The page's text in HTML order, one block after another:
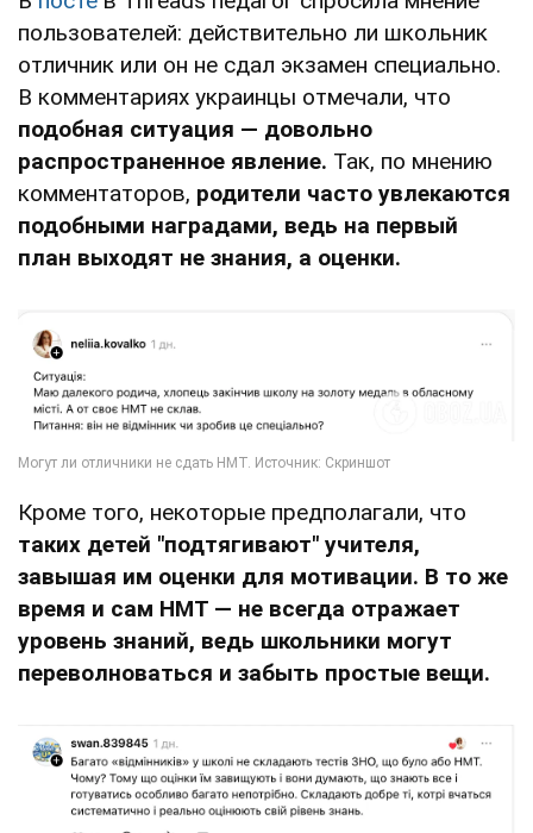
пользователей: действительно ли школьник
отличник или он не сдал экзамен специально.
В комментариях украинцы отмечали, что
подобная ситуация — довольно
распространенное явление. Так, по мнению
комментаторов, родители часто увлекаются
подобными наградами, ведь на первый
план выходят не знания, а оценки.
Кроме того, некоторые предполагали, что
таких детей "подтягивают" учителя,
завышая им оценки для мотивации. В то же
время и сам НМТ — не всегда отражает
уровень знаний, ведь школьники могут
переволноваться и забыть простые вещи.